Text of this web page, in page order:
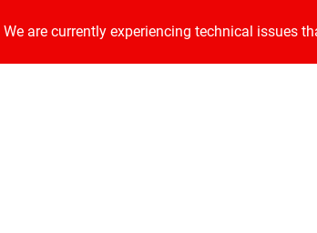
We are currently experiencing technical issues